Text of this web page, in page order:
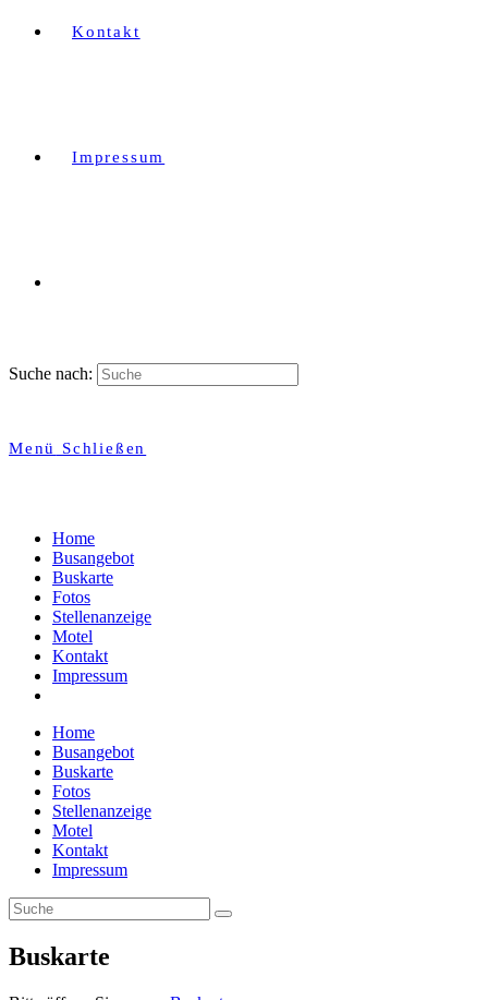
Kontakt
Impressum
Suche nach:
Menü Schließen
Home
Busangebot
Buskarte
Fotos
Stellenanzeige
Motel
Kontakt
Impressum
Home
Busangebot
Buskarte
Fotos
Stellenanzeige
Motel
Kontakt
Impressum
Buskarte